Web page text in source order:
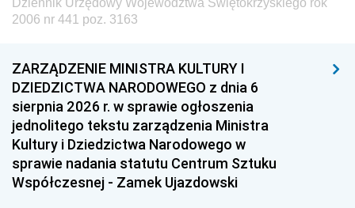
2006 nr 441 poz. 3163
ZARZĄDZENIE MINISTRA KULTURY I
DZIEDZICTWA NARODOWEGO z dnia 6
sierpnia 2026 r. w sprawie ogłoszenia
jednolitego tekstu zarządzenia Ministra
Kultury i Dziedzictwa Narodowego w
sprawie nadania statutu Centrum Sztuku
Współczesnej - Zamek Ujazdowski